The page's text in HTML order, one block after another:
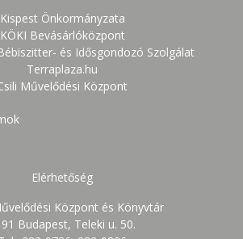
Kispest Önkormányzata
KÖKI Bevásárlóközpont
és Idősgondozó Szolgálat
Terraplaza.hu
Művelődési Központ
Elérhetőség
Központ és Könyvtár
Budapest, Teleki u. 50.